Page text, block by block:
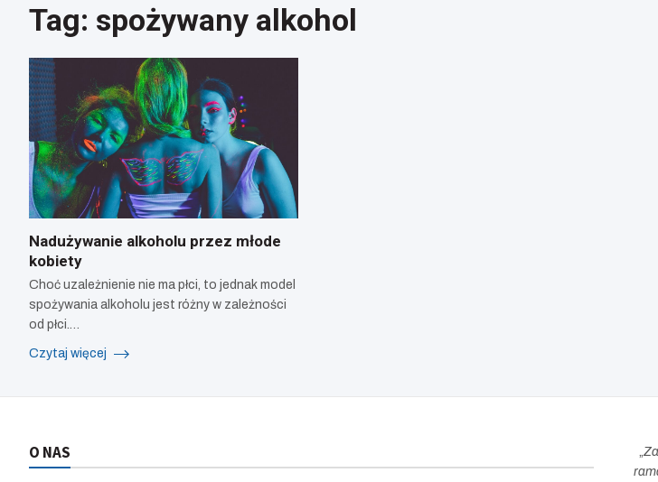
Tag: spożywany alkohol
Nadużywanie alkoholu przez młode
kobiety
Choć uzależnienie nie ma płci, to jednak model
spożywania alkoholu jest różny w zależności
od płci.…
Czytaj więcej
O NAS „